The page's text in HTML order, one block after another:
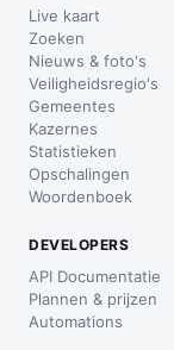
Live kaart
Zoeken
Nieuws & foto's
Veiligheidsregio's
Gemeentes
Kazernes
Statistieken
Opschalingen
Woordenboek
DEVELOPERS
API Documentatie
Plannen & prijzen
Automations